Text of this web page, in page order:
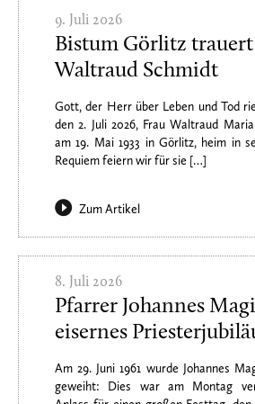
9. Juli 2026
Bistum Görlitz
Waltraud Schmidt
Gott, der Herr über Leben und Tod
den 2. Juli 2026, Frau Waltraud
am 19. Mai 1933 in Görlitz, heim in
Requiem feiern wir für sie […]
Zum Artikel
8. Juli 2026
Pfarrer Johannes
eisernes
Am 29. Juni 1961 wurde Johannes
geweiht: Dies war am Montag